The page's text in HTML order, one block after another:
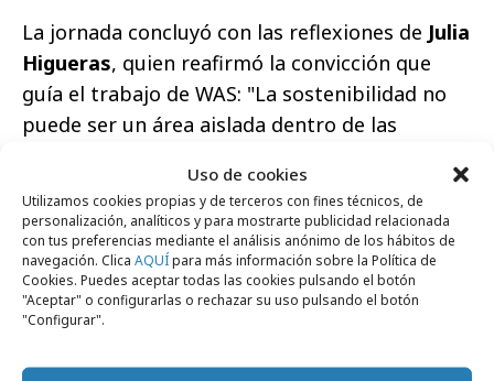
Uso de cookies
Utilizamos cookies propias y de terceros con fines técnicos, de
personalización, analíticos y para mostrarte publicidad relacionada
con tus preferencias mediante el análisis anónimo de los hábitos de
navegación. Clica AQUÍpara más información sobre la Política de
Cookies. Puedes aceptar todas las cookies pulsando el botón
"Aceptar" o configurarlas o rechazar su uso pulsando el botón
"Configurar".
La jornada concluyó con las reflexiones de Julia
Higueras, quien reafirmó la convicción que
guía el trabajo de WAS: "La sostenibilidad no
puede ser un área aislada dentro de las
estrategia, de la innovación y de la forma de
crear valor para la sociedad. Nuestra misión es
impulsar la transformación sostenible
promoviendo el liderazgo femenino,
generando conocimiento y creando espacios
retos sociales y ambientales en oportunidades